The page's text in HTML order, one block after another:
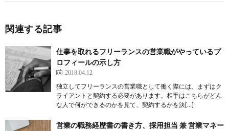
関連する記事
仕事を取れるフリーランスの営業職がやっているプ
ロフィールの示し方
2018.04.12
独立してフリーランスの営業職として働く際には、まずはク
ライアントと契約する必要があります。相手はこちらがどん
な人で何ができるのかを見て、契約するかを決[…]
営業の職務経歴書の書き方、採用担当 兼 営業マネー